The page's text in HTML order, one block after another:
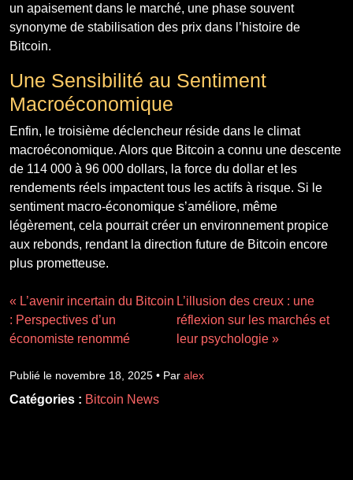
un apaisement dans le marché, une phase souvent
synonyme de stabilisation des prix dans l’histoire de
Bitcoin.
Une Sensibilité au Sentiment
Macroéconomique
Enfin, le troisième déclencheur réside dans le climat
macroéconomique. Alors que Bitcoin a connu une descente
de 114 000 à 96 000 dollars, la force du dollar et les
rendements réels impactent tous les actifs à risque. Si le
sentiment macro-économique s’améliore, même
légèrement, cela pourrait créer un environnement propice
aux rebonds, rendant la direction future de Bitcoin encore
plus prometteuse.
« L’avenir incertain du Bitcoin
: Perspectives d’un
économiste renommé
L’illusion des creux : une
réflexion sur les marchés et
leur psychologie »
Publié le novembre 18, 2025 • Par alex
Catégories : Bitcoin News